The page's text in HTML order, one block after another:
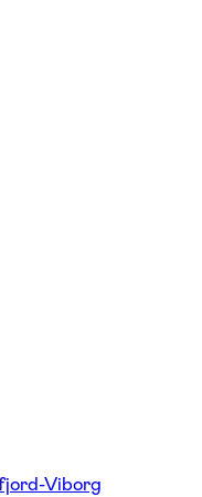
Viborg